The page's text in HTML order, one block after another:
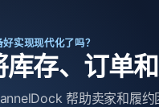
好实现现代化了吗？
库存、订单
帮助卖家和履约